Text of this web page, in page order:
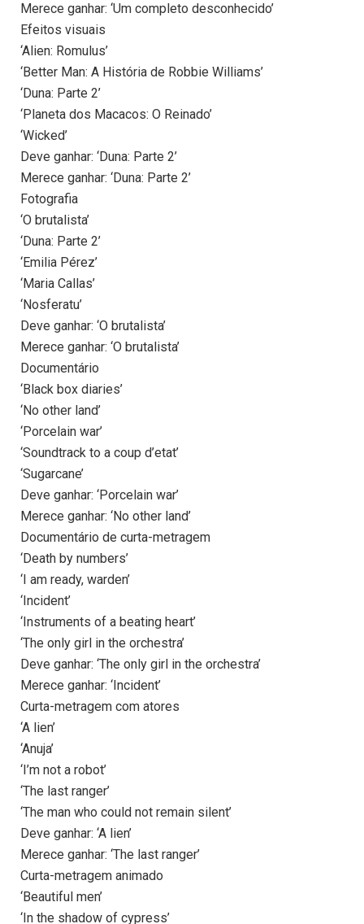
Merece ganhar: ‘Um completo desconhecido’
Efeitos visuais
‘Alien: Romulus’
‘Better Man: A História de Robbie Williams’
‘Duna: Parte 2’
‘Planeta dos Macacos: O Reinado’
‘Wicked’
Deve ganhar: ‘Duna: Parte 2’
Merece ganhar: ‘Duna: Parte 2’
Fotografia
‘O brutalista’
‘Duna: Parte 2’
‘Emilia Pérez’
‘Maria Callas’
‘Nosferatu’
Deve ganhar: ‘O brutalista’
Merece ganhar: ‘O brutalista’
Documentário
‘Black box diaries’
‘No other land’
‘Porcelain war’
‘Soundtrack to a coup d’etat’
‘Sugarcane’
Deve ganhar: ‘Porcelain war’
Merece ganhar: ‘No other land’
Documentário de curta-metragem
‘Death by numbers’
‘I am ready, warden’
‘Incident’
‘Instruments of a beating heart’
‘The only girl in the orchestra’
Deve ganhar: ‘The only girl in the orchestra’
Merece ganhar: ‘Incident’
Curta-metragem com atores
‘A lien’
‘Anuja’
‘I’m not a robot’
‘The last ranger’
‘The man who could not remain silent’
Deve ganhar: ‘A lien’
Merece ganhar: ‘The last ranger’
Curta-metragem animado
‘Beautiful men’
‘In the shadow of cypress’